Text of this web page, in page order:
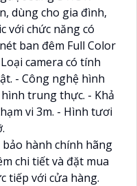
dùng cho gia đình,
với chức năng có
ban đêm Full Color
camera có tính
- Công nghệ hình
hình trung thực. - Khả
vi 3m. - Hình tươi
bảo hành chính hãng
chi tiết và đặt mua
tiếp với cửa hàng.